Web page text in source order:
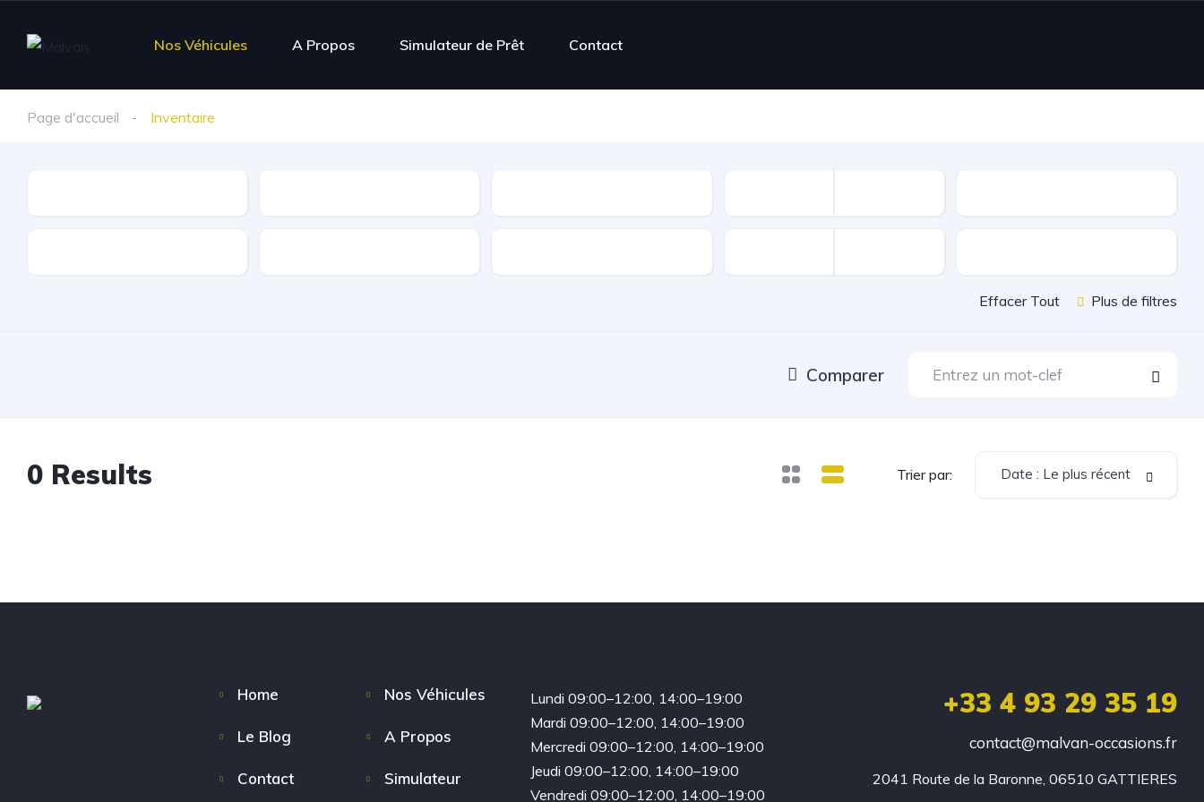
Nos Véhicules A Propos Simulateur de Prêt Contact
Page d'accueil Inventaire
Effacer Tout Plus de filtres
Comparer
0 Results Trier par: Date : Le plus récent
Home Nos Véhicules
Le Blog A Propos
Contact Simulateur
Lundi 09:00–12:00, 14:00–19:00
Mardi 09:00–12:00, 14:00–19:00
Mercredi 09:00–12:00, 14:00–19:00
Jeudi 09:00–12:00, 14:00–19:00
Vendredi 09:00–12:00, 14:00–19:00
+33 4 93 29 35 19
contact@malvan-occasions.fr
2041 Route de la Baronne, 06510 GATTIERES